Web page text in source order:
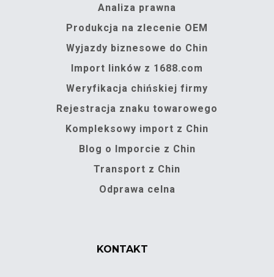
Analiza prawna
Produkcja na zlecenie OEM
Wyjazdy biznesowe do Chin
Import linków z 1688.com
Weryfikacja chińskiej firmy
Rejestracja znaku towarowego
Kompleksowy import z Chin
Blog o Imporcie z Chin
Transport z Chin
Odprawa celna
KONTAKT